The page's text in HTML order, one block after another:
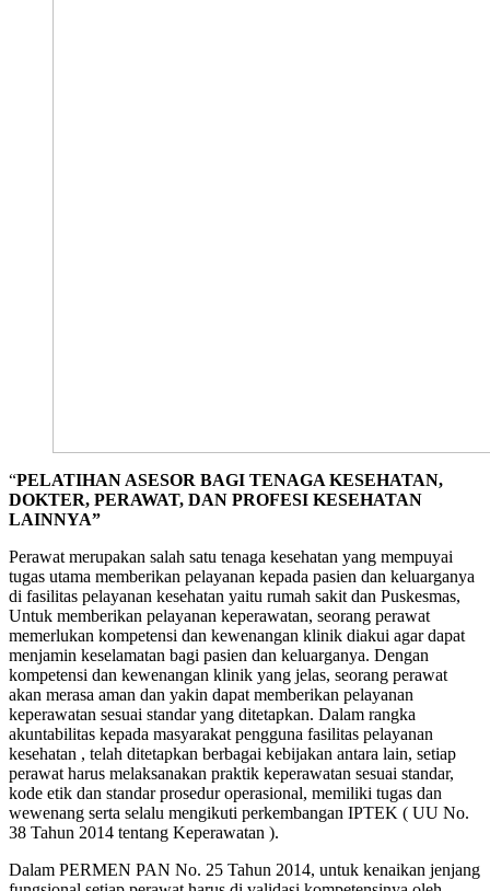
“PELATIHAN ASESOR BAGI TENAGA KESEHATAN,
DOKTER, PERAWAT, DAN PROFESI KESEHATAN
LAINNYA”
Perawat merupakan salah satu tenaga kesehatan yang mempuyai
tugas utama memberikan pelayanan kepada pasien dan keluarganya
di fasilitas pelayanan kesehatan yaitu rumah sakit dan Puskesmas,
Untuk memberikan pelayanan keperawatan, seorang perawat
memerlukan kompetensi dan kewenangan klinik diakui agar dapat
menjamin keselamatan bagi pasien dan keluarganya. Dengan
kompetensi dan kewenangan klinik yang jelas, seorang perawat
akan merasa aman dan yakin dapat memberikan pelayanan
keperawatan sesuai standar yang ditetapkan. Dalam rangka
akuntabilitas kepada masyarakat pengguna fasilitas pelayanan
kesehatan , telah ditetapkan berbagai kebijakan antara lain, setiap
perawat harus melaksanakan praktik keperawatan sesuai standar,
kode etik dan standar prosedur operasional, memiliki tugas dan
wewenang serta selalu mengikuti perkembangan IPTEK ( UU No.
38 Tahun 2014 tentang Keperawatan ).
Dalam PERMEN PAN No. 25 Tahun 2014, untuk kenaikan jenjang